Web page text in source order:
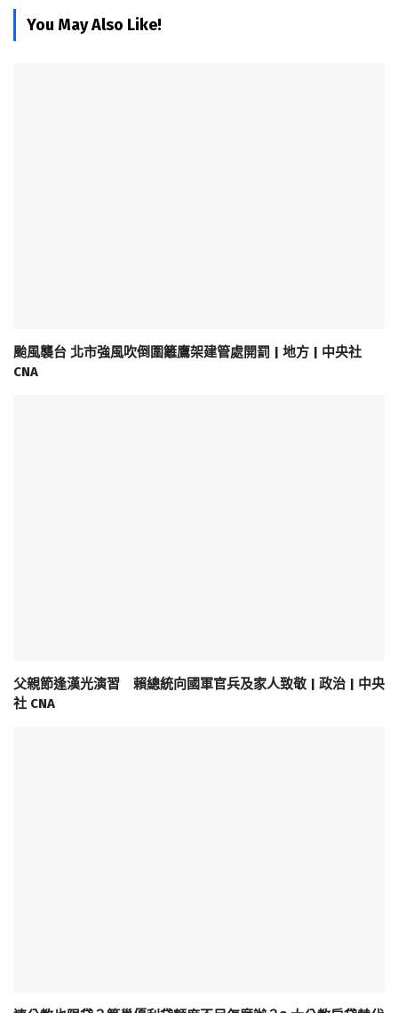
You May Also Like!
颱風襲台 北市強風吹倒圍籬鷹架建管處開罰 | 地方 | 中央社
CNA
父親節逢漢光演習 賴總統向國軍官兵及家人致敬 | 政治 | 中央
社 CNA